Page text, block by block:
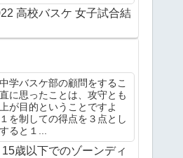
高校バスケ 女子試合結
学バスケ部の顧問をするこ
に思ったことは、攻守とも
が目的ということですよ
を制しての得点を３点とし
ると１...
歳以下でのゾーンディ